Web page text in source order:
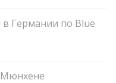
Германии по Blue
Мюнхене